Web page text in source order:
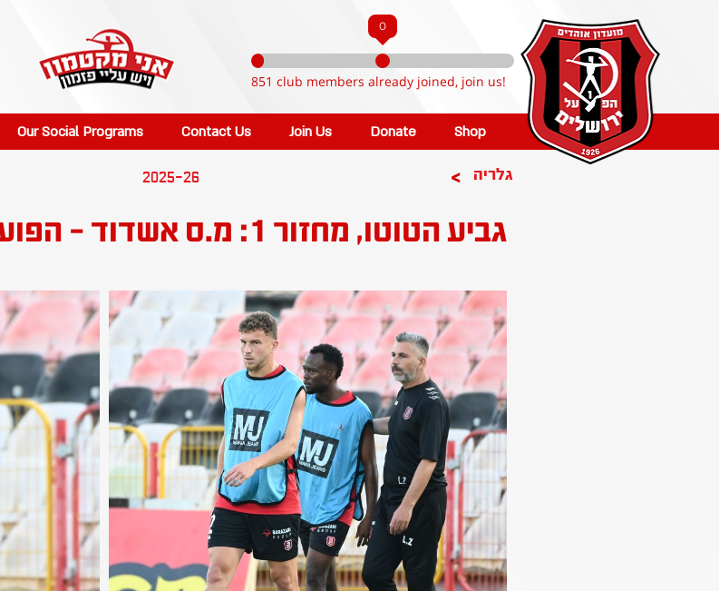
0
851 club members already joined, join us!
Our Social Programs Contact Us Join Us Donate Shop
>
2025-26 גלריה
גביע הטוטו, מחזור 1: מ.ס אשדוד - הפועל ירושלים